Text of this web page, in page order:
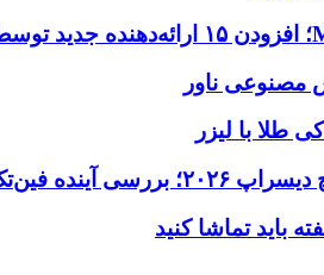
طلا با لیزر